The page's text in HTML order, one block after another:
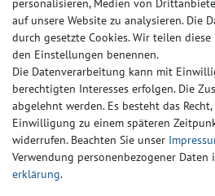
personalisieren, Medien von
auf unsere Website zu analysieren. Die
durch gesetzte Cookies. Wir teilen
den Einstellungen benennen.
Die Datenverarbeitung kann mit
berechtigten Interesses erfolgen. Die
abgelehnt werden. Es besteht das
Einwilligung zu einem späteren
widerrufen. Beachten Sie unser
Verwendung personenbezogener Daten
erklärung.
Widerrufs­recht
Daten­schutz­erklärung